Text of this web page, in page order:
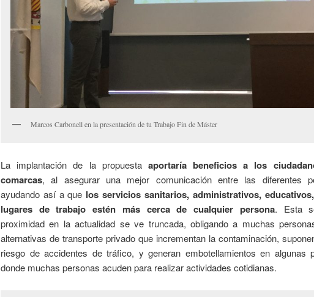
Marcos Carbonell en la presentación de tu Trabajo Fin de Máster
La implantación de la propuesta aportaría beneficios a los
comarcas, al asegurar una mejor comunicación entre las diferentes
ayudando así a que los servicios sanitarios, administrativos,
lugares de trabajo estén más cerca de cualquier persona. Esta
proximidad en la actualidad se ve truncada, obligando a muchas
alternativas de transporte privado que incrementan la contaminación,
riesgo de accidentes de tráfico, y generan embotellamientos en algunas
donde muchas personas acuden para realizar actividades cotidianas.